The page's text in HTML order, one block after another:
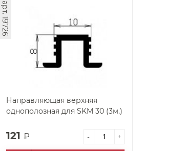
Направляющая верхняя
однополозная для SKM 30 (3м.)
арт. 19726
121 ₽ - +